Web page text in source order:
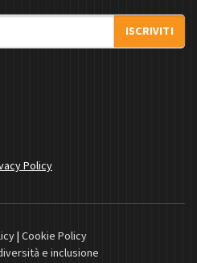
ISCRIVITI
Policy
| Cookie Policy
e inclusione